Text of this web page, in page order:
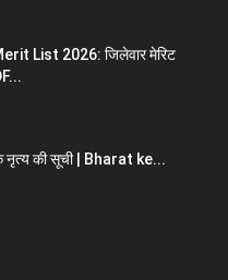
List 2026: जिलेवार मेरिट
नृत्य की सूची | Bharat ke...